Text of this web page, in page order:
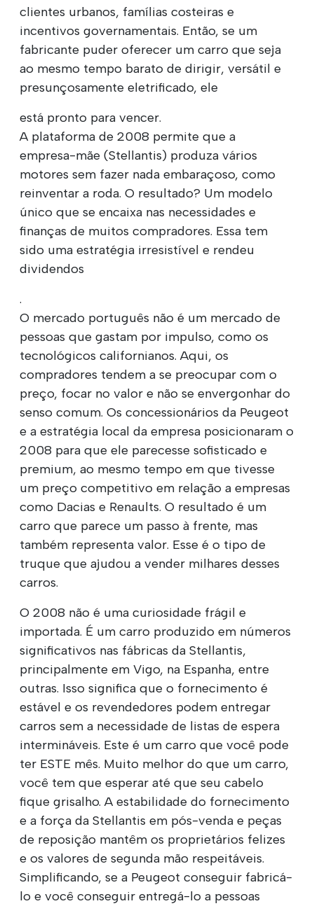
clientes urbanos, famílias costeiras e
incentivos governamentais. Então, se um
fabricante puder oferecer um carro que seja
ao mesmo tempo barato de dirigir, versátil e
presunçosamente eletrificado, ele
está pronto para vencer.
A plataforma de 2008 permite que a
empresa-mãe (Stellantis) produza vários
motores sem fazer nada embaraçoso, como
reinventar a roda. O resultado? Um modelo
único que se encaixa nas necessidades e
finanças de muitos compradores. Essa tem
sido uma estratégia irresistível e rendeu
dividendos
.
O mercado português não é um mercado de
pessoas que gastam por impulso, como os
tecnológicos californianos. Aqui, os
compradores tendem a se preocupar com o
preço, focar no valor e não se envergonhar do
senso comum. Os concessionários da Peugeot
e a estratégia local da empresa posicionaram o
2008 para que ele parecesse sofisticado e
premium, ao mesmo tempo em que tivesse
um preço competitivo em relação a empresas
como Dacias e Renaults. O resultado é um
carro que parece um passo à frente, mas
também representa valor. Esse é o tipo de
truque que ajudou a vender milhares desses
carros.
O 2008 não é uma curiosidade frágil e
importada. É um carro produzido em números
significativos nas fábricas da Stellantis,
principalmente em Vigo, na Espanha, entre
outras. Isso significa que o fornecimento é
estável e os revendedores podem entregar
carros sem a necessidade de listas de espera
intermináveis. Este é um carro que você pode
ter ESTE mês. Muito melhor do que um carro,
você tem que esperar até que seu cabelo
fique grisalho. A estabilidade do fornecimento
e a força da Stellantis em pós-venda e peças
de reposição mantêm os proprietários felizes
e os valores de segunda mão respeitáveis.
Simplificando, se a Peugeot conseguir fabricá-
lo e você conseguir entregá-lo a pessoas